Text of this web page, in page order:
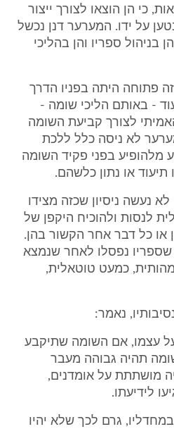
כי הן הוצאו לצורך ייצור
על ידו. המערער דנן נכשל
בניהול ספריו והן בהליכי
פתוחה היתה בפניו הדרך
- באותם הליכי שומה -
לצורך קביעת השומה
לא ניסה כלל ללכת
מלהופיע בפני פקיד השומה
תיעוד או נתון כלשהם.
נעשה ניסיון שכזה מצידו
לנסות ולהוכיח היקפן של
או כל דבר אחר הקשור בהן.
שספריו נפסלו לאחר שנמצא
מהותית, כמעט טוטאלית,
נאמר:
עצמו, אם השומה שתיקבע
תהיה גבוהה מעבר
מושתתת על אומדנים,
לידיעתו.
גרם לכך שלא יהיו